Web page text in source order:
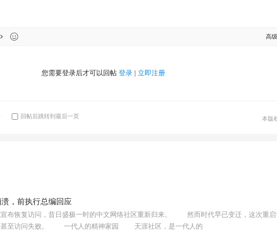
高
您需要登录后才可以回帖 登录| 立即注册
本版
回帖后跳转到最后一页
，前执行总编回应
布恢复访问，昔日盛极一时的中文网络社区重新归来。 然而时代早已变迁，这次重启
甚至访问失败。 一代人的精神家园 天涯社区，是一代人的